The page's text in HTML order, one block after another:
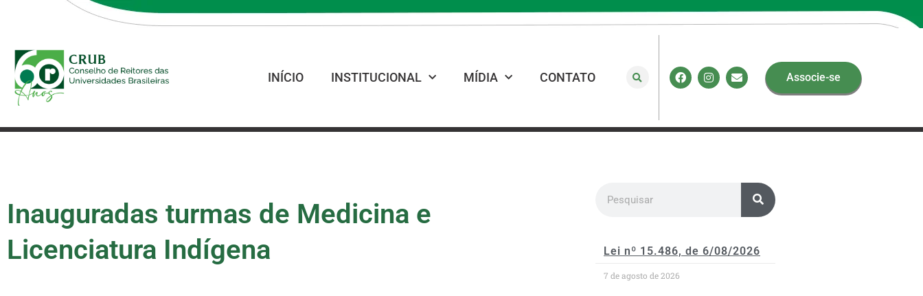
INÍCIO INSTITUCIONAL MÍDIA CONTATO Associe-se
Inauguradas turmas de Medicina e
Licenciatura Indígena
Lei nº 15.486, de 6/08/2026
7 de agosto de 2026